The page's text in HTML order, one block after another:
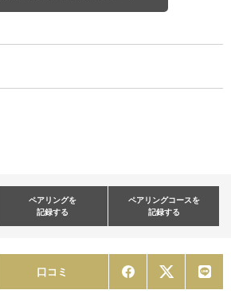
ペアリングを
記録する
ペアリングコースを
記録する
口コミ